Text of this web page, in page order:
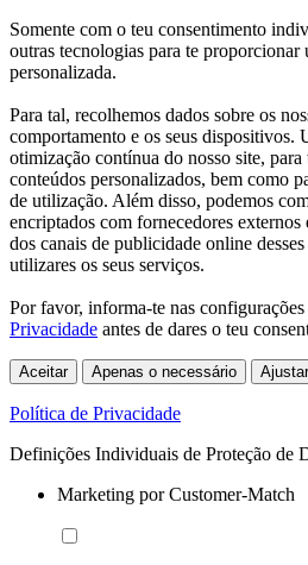
Somente com o teu consentimento
outras tecnologias para te proporcionar
personalizada.
Para tal, recolhemos dados sobre os
comportamento e os seus dispositivos.
otimização contínua do nosso site,
conteúdos personalizados, bem como
de utilização. Além disso, podemos
encriptados com fornecedores externos
dos canais de publicidade online
utilizares os seus serviços.
Por favor, informa-te nas configurações
Privacidade antes de dares o teu
Aceitar Apenas o necessário
Política de Privacidade
Definições Individuais de Proteção de
Marketing por Customer-Match